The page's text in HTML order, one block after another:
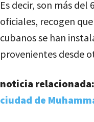
Es decir, son más
oficiales, recogen
cubanos se han
provenientes desde
noticia relacionada:
ciudad de